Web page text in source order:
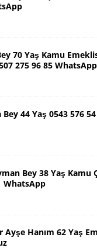
70 Yaş Kamu
275 96 85 WhatsApp
44 Yaş 0543 576
Bey 38 Yaş Kamu
WhatsApp
Ayşe Hanım 62 Yaş